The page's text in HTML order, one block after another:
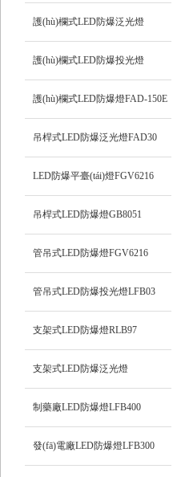
護(hù)欄式LED防爆泛光燈
HRD92
護(hù)欄式LED防爆投光燈
HRD93
護(hù)欄式LED防爆燈FAD-150E
吊桿式LED防爆泛光燈FAD30
LED防爆平臺(tái)燈FGV6216
吊桿式LED防爆燈GB8051
管吊式LED防爆燈FGV6216
管吊式LED防爆投光燈LFB03
支架式LED防爆燈RLB97
支架式LED防爆泛光燈
制藥廠LED防爆燈LFB400
發(fā)電廠LED防爆燈LFB300